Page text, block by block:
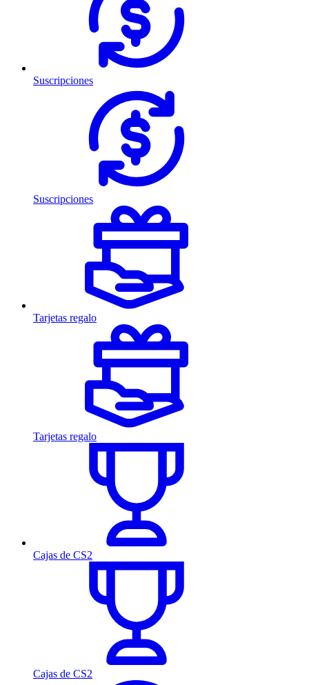
Suscripciones
Suscripciones
Tarjetas regalo
Tarjetas regalo
Cajas de CS2
Cajas de CS2